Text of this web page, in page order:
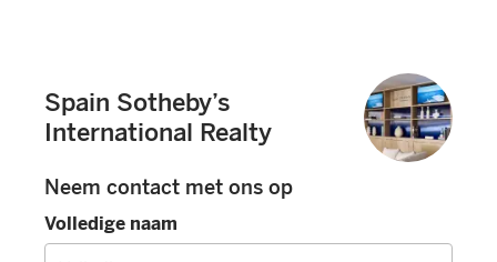
Spain Sotheby’s
International Realty
Neem contact met ons op
Volledige naam